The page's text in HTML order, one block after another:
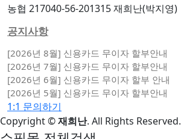
농협 217040-56-201315 재희난(박지영)
공지사항
[2026년 8월] 신용카드 무이자 할부안내
[2026년 7월] 신용카드 무이자 할부안내
[2026년 6월] 신용카드 무이자 할부 안내
[2026년 5월] 신용카드 무이자 할부안내
1:1 문의하기
Copyright©재희난. All Rights Reserved.